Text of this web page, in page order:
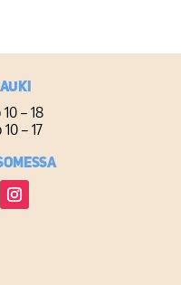
– 18
– 17